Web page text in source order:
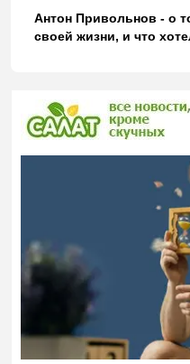
Антон Привольнов - о
своей жизни, и что